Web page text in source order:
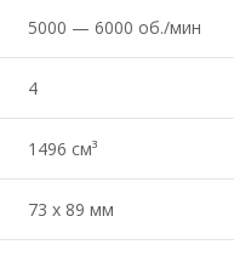
5000 — 6000 об./мин
4
1496 см³
73 x 89 мм